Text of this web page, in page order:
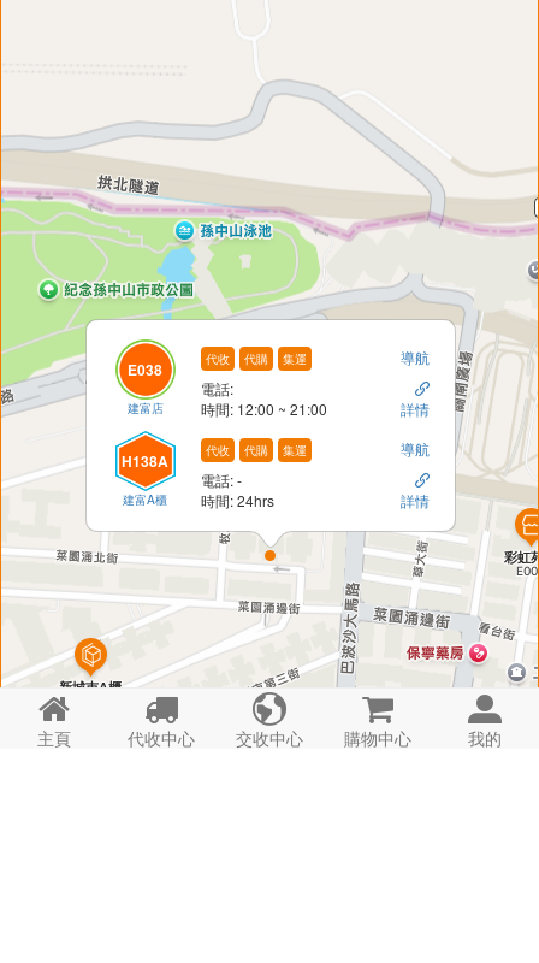

主頁

代收中心

交收中心

購物中心

我的
E038
建富店
代收 代購 集運
導航
電話:

時間: 12:00 ~ 21:00 詳情
H138A
建富A櫃
代收 代購 集運
導航
電話: -

時間: 24hrs 詳情